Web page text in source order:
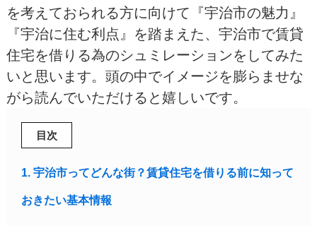
を考えておられる方に向けて『宇治市の魅力』
『宇治に住む利点』を踏まえた、宇治市で賃貸
住宅を借りる為のシュミレーションをしてみた
いと思います。頭の中でイメージを膨らませな
がら読んでいただけると嬉しいです。
目次
1. 宇治市ってどんな街？賃貸住宅を借りる前に知って
おきたい基本情報